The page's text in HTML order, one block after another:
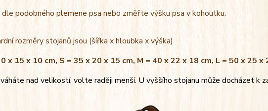
podobného plemene psa nebo změřte výšku psa v kohoutku.
rozměry stojanů jsou (šířka x hloubka x výška)
x 15 x 10 cm, S = 35 x 20 x 15 cm, M = 40 x 22 x 18 cm, L = 50 x 25 x
nad velikostí, volte raději menší. U vyššího stojanu může docházet k